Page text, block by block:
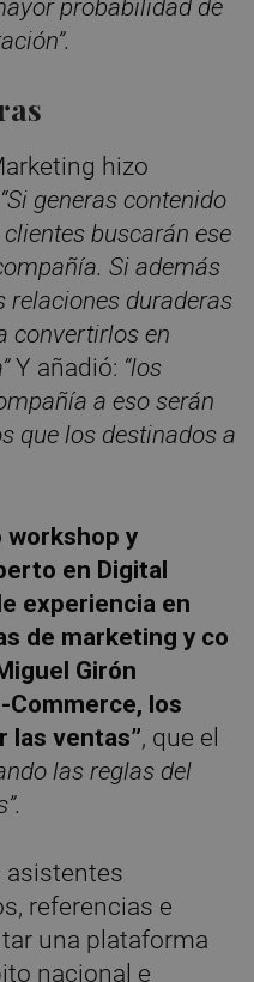
probabilidad de
hizo
“Si generas contenido
buscarán ese
Si además
relaciones duraderas
convertirlos en
Y añadió: “los
a eso serán
que los destinados a
workshop y
en Digital
experiencia en
de marketing y co
Girón
Commerce, los
las ventas”, que el
las reglas del
asistentes
referencias e
una plataforma
nacional e